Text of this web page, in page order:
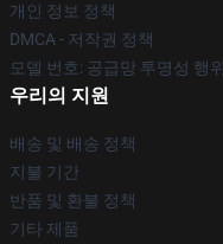
개인 정보 정책
DMCA - 저작권 정책
모델 번호: 공급망 투명성 행위
우리의 지원
배송 및 배송 정책
지불 기간
반품 및 환불 정책
기타 제품